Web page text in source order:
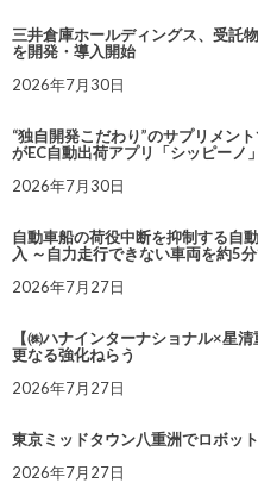
三井倉庫ホールディングス、受託
を開発・導入開始
2026年7月30日
“独自開発こだわり”のサプリメン
がEC自動出荷アプリ「シッピーノ
2026年7月30日
自動車船の荷役中断を抑制する自
入 ～自力走行できない車両を約5
2026年7月27日
【㈱ハナインターナショナル×星
更なる強化ねらう
2026年7月27日
東京ミッドタウン八重洲でロボッ
2026年7月27日